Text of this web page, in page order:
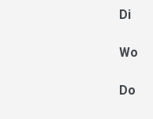
Di
Wo
Do